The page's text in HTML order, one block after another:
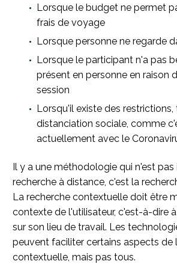
Lorsque le budget ne permet
frais de voyage
Lorsque personne ne regarde
Lorsque le participant n'a pas
présent en personne en raison
session
Lorsqu'il existe des
distanciation sociale, comme
actuellement avec le
Il y a une méthodologie qui n'est
recherche à distance, c'est la
La recherche contextuelle doit être
contexte de l'utilisateur, c'est-à-dire
sur son lieu de travail. Les
peuvent faciliter certains aspects de
contextuelle, mais pas tous.